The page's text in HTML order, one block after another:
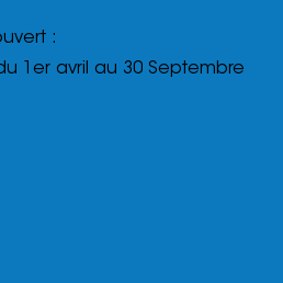
:
1er avril au 30 Septembre